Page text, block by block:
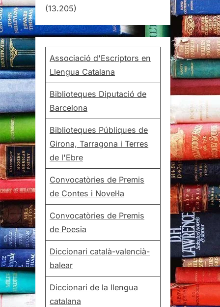
(13.205)
Associació d'Escriptors en
Llengua Catalana
Biblioteques Diputació de
Barcelona
Biblioteques Públiques de
Girona, Tarragona i Terres
de l'Ebre
Convocatòries de Premis
de Contes i Novel·la
Convocatòries de Premis
de Poesia
Diccionari català-valencià-
balear
Diccionari de la llengua
catalana